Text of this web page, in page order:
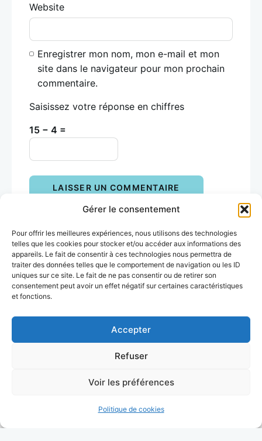
Gérer le consentement
Pour offrir les meilleures expériences, nous utilisons des technologies
telles que les cookies pour stocker et/ou accéder aux informations des
appareils. Le fait de consentir à ces technologies nous permettra de
traiter des données telles que le comportement de navigation ou les ID
uniques sur ce site. Le fait de ne pas consentir ou de retirer son
consentement peut avoir un effet négatif sur certaines caractéristiques
et fonctions.
Accepter
Refuser
Voir les préférences
Politique de cookies
Website
Enregistrer mon nom, mon e-mail et mon
site dans le navigateur pour mon prochain
commentaire.
Saisissez votre réponse en chiffres
15 − 4 =
Précédent
Sky garden : admirer Londres depuis
le sommet d’un gratte-ciel
Tout savoir sur le ferry qui relie
Dieppe à Newhaven
Angleterre